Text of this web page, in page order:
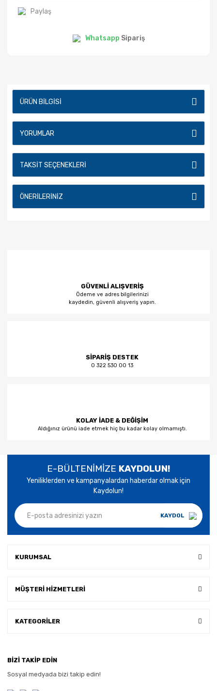
Paylaş
Whatsapp Sipariş
ÜRÜN BILGISI
YORUMLAR
TAKSIT SEÇENEKLERI
ÖNERILERINIZ
GÜVENLİ ALIŞVERİŞ
Ödeme ve adres bilgilerinizi
kaydedin, güvenli alışveriş yapın.
SİPARİŞ DESTEK
0 322 530 00 13
KOLAY İADE & DEĞİŞİM
Aldığınız ürünü iade etmek hiç bu kadar kolay olmamıştı.
E-BÜLTENİMİZE KAYDOLUN!
Yeniliklerden ve kampanyalardan haberdar olmak için
Kaydolun!
KAYDOL
KURUMSAL
MÜŞTERİ HİZMETLERİ
KATEGORİLER
BİZİ TAKİP EDİN
Sosyal medyada bizi takip edin!